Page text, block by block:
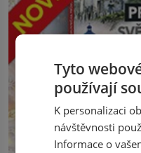
Tyto
používají
K personalizaci
návštěvnosti
Informace o